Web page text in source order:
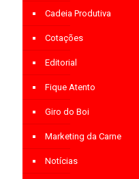
Cadeia Produtiva
Cotações
Editorial
Fique Atento
Giro do Boi
Marketing da Carne
Notícias